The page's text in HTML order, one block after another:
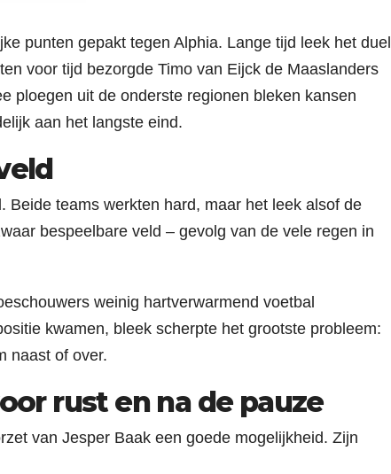
punten gepakt tegen Alphia. Lange tijd leek het duel
voor tijd bezorgde Timo van Eijck de Maaslanders
ploegen uit de onderste regionen bleken kansen
aan het langste eind.
teams werkten hard, maar het leek alsof de
bespeelbare veld – gevolg van de vele regen in
weinig hartverwarmend voetbal
kwamen, bleek scherpte het grootste probleem:
naast of over.
rust en na de pauze
van Jesper Baak een goede mogelijkheid. Zijn